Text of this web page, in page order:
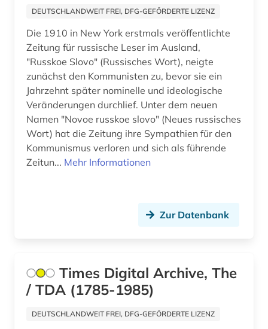
idstein (1)
indien (4)
informatik (1)
informationstechnik (1)
informationswissenschaft (1)
ingolstadt (1)
inhalt (1)
internationale politik (1)
irland (3)
islamwissenschaften (1)
DEUTSCHLANDWEIT FREI, DFG-GEFÖRDERTE LIZENZ
Die 1910 in New York erstmals veröffentlichte
Zeitung für russische Leser im Ausland,
"Russkoe Slovo" (Russisches Wort), neigte
zunächst den Kommunisten zu, bevor sie ein
Jahrzehnt später nominelle und ideologische
Veränderungen durchlief. Unter dem neuen
Namen "Novoe russkoe slovo" (Neues russisches
Wort) hat die Zeitung ihre Sympathien für den
Kommunismus verloren und sich als führende
Zeitun... Mehr Informationen
Zur Datenbank
Times Digital Archive, The
/ TDA (1785-1985)
DEUTSCHLANDWEIT FREI, DFG-GEFÖRDERTE LIZENZ